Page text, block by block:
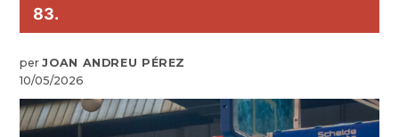
83.
per JOAN ANDREU PÉREZ
10/05/2026